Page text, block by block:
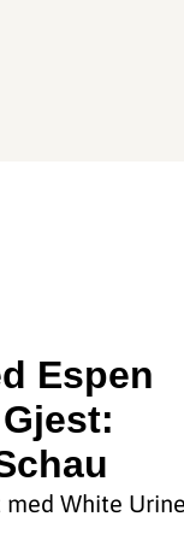
Espen
White